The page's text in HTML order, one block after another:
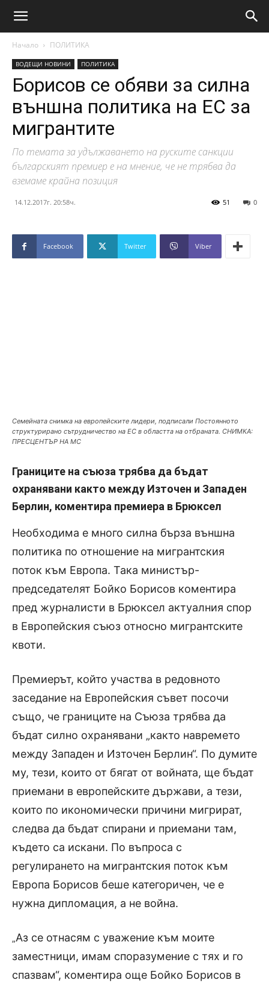
Начало ПОЛИТИКА
ВОДЕЩИ НОВИНИ ПОЛИТИКА
Борисов се обяви за силна
външна политика на ЕС за
мигрантите
По темата за удължаването на руските санкции
българският премиер е на мнение, че не трябва да
вземаме крайна позиция
14.12.2017г. 20:58ч. 0
51
Facebook Twitter Viber
Семейната снимка на европейските лидери, подписали Постоянното
структурирано сътрудничество на ЕС в областта на отбраната. СНИМКА:
ПРЕСЦЕНТЪР НА МС
Границите на съюза трябва да бъдат
охранявани както между Източен и Западен
Берлин, коментира премиера в Брюксел
Необходима е много силна бърза външна
политика по отношение на мигрантския
поток към Европа. Така министър-
председателят Бойко Борисов коментира
пред журналисти в Брюксел актуалния спор
в Европейския съюз относно мигрантските
квоти.
Премиерът, който участва в редовното
заседание на Европейския съвет посочи
също, че границите на Съюза трябва да
бъдат силно охранявани „както навремето
между Западен и Източен Берлин“. По думите
му, тези, които от бягат от войната, ще бъдат
приемани в европейските държави, а тези,
които по икономически причини мигрират,
следва да бъдат спирани и приемани там,
където са искани. По въпроса с
регулирането на мигрантския поток към
Европа Борисов беше категоричен, че е
нужна дипломация, а не война.
„Аз се отнасям с уважение към моите
заместници, имам споразумение с тях и го
спазвам“, коментира още Бойко Борисов в